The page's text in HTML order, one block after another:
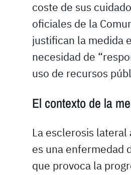
coste de sus
oficiales de la
justifican la medida
necesidad de
uso de recursos
El contexto de la
La esclerosis
es una enfermedad
que provoca la